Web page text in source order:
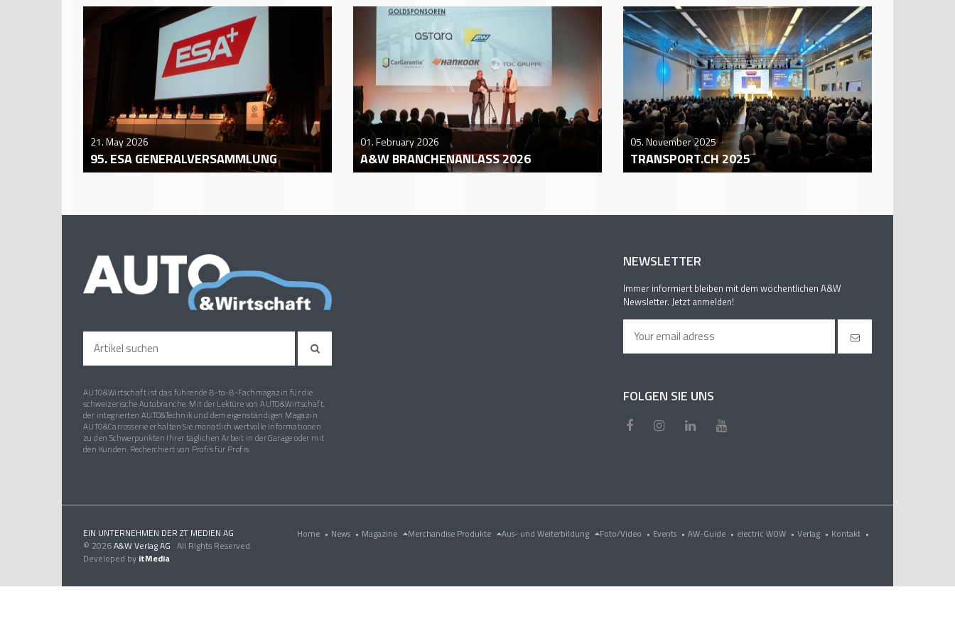
21. May 2026
95. ESA GENERALVERSAMMLUNG
01. February 2026
A&W BRANCHENANLASS 2026
05. November 2025
TRANSPORT.CH 2025
AUTO&Wirtschaft ist das führende B-to-B-Fachmagazin für die
schweizerische Autobranche. Mit der Lektüre von AUTO&Wirtschaft,
der integrierten AUTO&Technik und dem eigenständigen Magazin
AUTO&Carrosserie erhalten Sie monatlich wertvolle Informationen
zu den Schwerpunkten Ihrer täglichen Arbeit in der Garage oder mit
den Kunden. Recherchiert von Profis für Profis.
NEWSLETTER
Immer informiert bleiben mit dem wöchentlichen A&W
Newsletter. Jetzt anmelden!
FOLGEN SIE UNS
EIN UNTERNEHMEN DER ZT MEDIEN AG
© 2026A&W Verlag AG . All Rights Reserved.
Developed by itMedia
Home • News • Magazine Merchandise Produkte Aus- und Weiterbildung Foto/Video • Events • AW-Guide • electric WOW • Verlag • Kontakt •